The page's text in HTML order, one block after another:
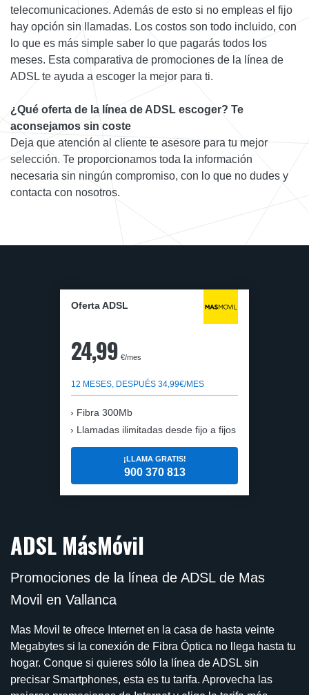
telecomunicaciones. Además de esto si no empleas el fijo
hay opción sin llamadas. Los costos son todo incluido, con
lo que es más simple saber lo que pagarás todos los
meses. Esta comparativa de promociones de la línea de
ADSL te ayuda a escoger la mejor para ti.
¿Qué oferta de la línea de ADSL escoger? Te
aconsejamos sin coste
Deja que atención al cliente te asesore para tu mejor
selección. Te proporcionamos toda la información
necesaria sin ningún compromiso, con lo que no dudes y
contacta con nosotros.
Oferta ADSL
24,99 €/mes
12 MESES, DESPUÉS 34,99€/MES
Fibra 300Mb
Llamadas ilimitadas desde fijo a fijos
¡LLAMA GRATIS!
900 370 813
ADSL MásMóvil
Promociones de la línea de ADSL de Mas
Movil en Vallanca
Mas Movil te ofrece Internet en la casa de hasta veinte
Megabytes si la conexión de Fibra Óptica no llega hasta tu
hogar. Conque si quieres sólo la línea de ADSL sin
precisar Smartphones, esta es tu tarifa. Aprovecha las